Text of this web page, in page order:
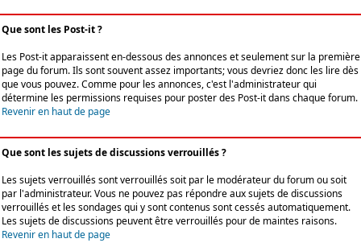
Que sont les Post-it ?
Les Post-it apparaissent en-dessous des annonces et seulement sur la première
page du forum. Ils sont souvent assez importants; vous devriez donc les lire dès
que vous pouvez. Comme pour les annonces, c'est l'administrateur qui
détermine les permissions requises pour poster des Post-it dans chaque forum.
Revenir en haut de page
Que sont les sujets de discussions verrouillés ?
Les sujets verrouillés sont verrouillés soit par le modérateur du forum ou soit
par l'administrateur. Vous ne pouvez pas répondre aux sujets de discussions
verrouillés et les sondages qui y sont contenus sont cessés automatiquement.
Les sujets de discussions peuvent être verrouillés pour de maintes raisons.
Revenir en haut de page